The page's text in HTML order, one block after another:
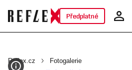
Předplatné
Reflex.cz Fotogalerie